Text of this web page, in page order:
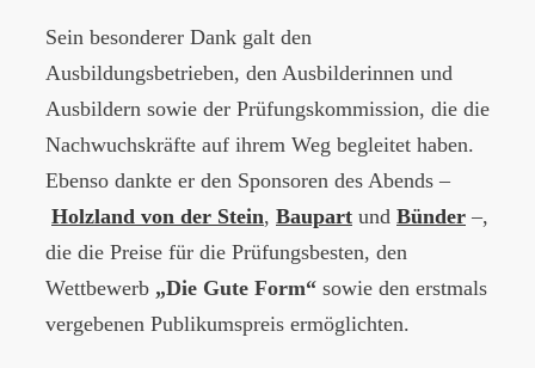
Sein besonderer Dank galt den
Ausbildungsbetrieben, den Ausbilderinnen und
Ausbildern sowie der Prüfungskommission, die die
Nachwuchskräfte auf ihrem Weg begleitet haben.
Ebenso dankte er den Sponsoren des Abends –
Holzland von der Stein, Baupart und Bünder –,
die die Preise für die Prüfungsbesten, den
Wettbewerb „Die Gute Form“ sowie den erstmals
vergebenen Publikumspreis ermöglichten.